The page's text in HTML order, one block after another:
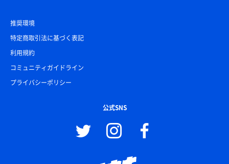
推奨環境
特定商取引法に基づく表記
利用規約
コミュニティガイドライン
プライバシーポリシー
公式SNS